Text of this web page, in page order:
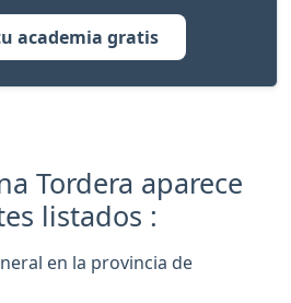
academia gratis
Tordera aparece
listados :
en la provincia de